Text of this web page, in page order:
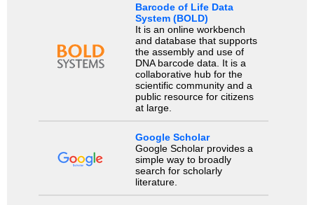
Barcode of Life Data
System (BOLD)
It is an online workbench
and database that supports
the assembly and use of
DNA barcode data. It is a
collaborative hub for the
scientific community and a
public resource for citizens
at large.
Google Scholar
Google Scholar provides a
simple way to broadly
search for scholarly
literature.